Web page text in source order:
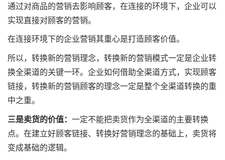
通过对商品的营销去影响顾客，在连接的环境下，企业可以
实现直接对顾客的营销。
在连接环境下的企业营销其重心是打造顾客价值。
所以，转换新的营销理念，转换新的营销模式一定是企业转
换全渠道的关键一环。企业如何借助全渠道方式，实现顾客
链接，转换新的营销顾客的理念一定是整个全渠道转换的重
中之重。
三是卖货的价值： 一定不能把卖货作为全渠道的主要转换
点。在建立好顾客链接、转换好营销理念的基础上，卖货将
变成基础的逻辑。